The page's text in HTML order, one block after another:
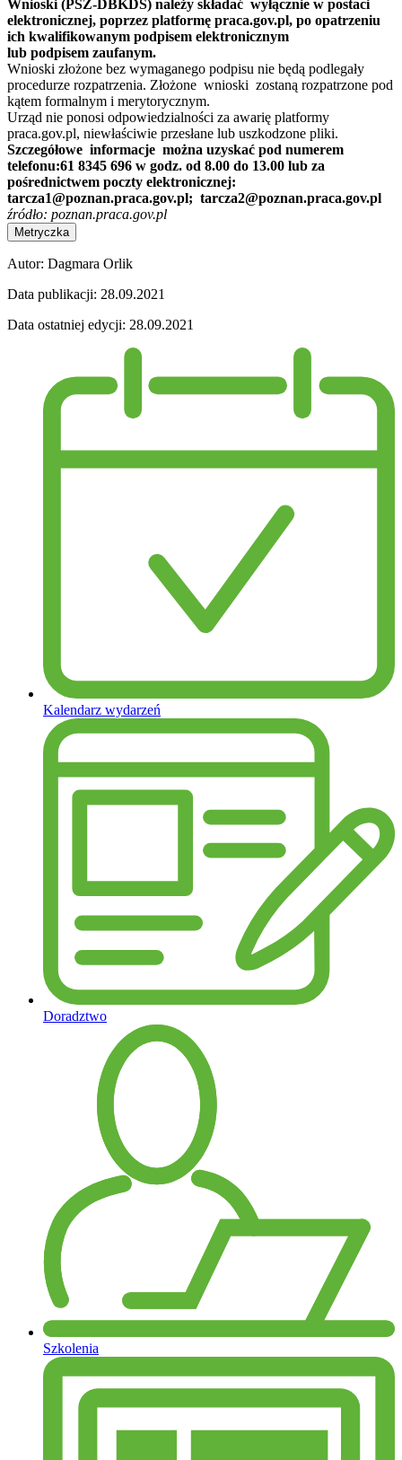
Wnioski (PSZ-DBKDS) należy składać wyłącznie w postaci
elektronicznej, poprzez platformę praca.gov.pl, po opatrzeniu
ich kwalifikowanym podpisem elektronicznym
lub podpisem zaufanym.
Wnioski złożone bez wymaganego podpisu nie będą podlegały
procedurze rozpatrzenia. Złożone wnioski zostaną rozpatrzone pod
kątem formalnym i merytorycznym.
Urząd nie ponosi odpowiedzialności za awarię platformy
praca.gov.pl, niewłaściwie przesłane lub uszkodzone pliki.
Szczegółowe informacje można uzyskać pod numerem
telefonu:61 8345 696 w godz. od 8.00 do 13.00 lub za
pośrednictwem poczty elektronicznej:
tarcza1@poznan.praca.gov.pl; tarcza2@poznan.praca.gov.pl
źródło: poznan.praca.gov.pl
Metryczka
Autor: Dagmara Orlik
Data publikacji: 28.09.2021
Data ostatniej edycji: 28.09.2021
Kalendarz wydarzeń
Doradztwo
Szkolenia